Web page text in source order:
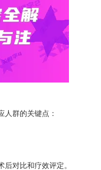
人群的关键点：
对比和疗效评定。